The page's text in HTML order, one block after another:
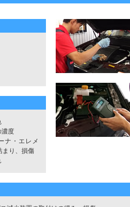
濃度
ナ・エレメ
まり、損傷